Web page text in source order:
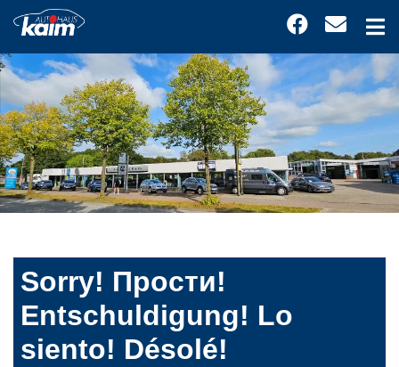
Sorry! Прости!
Entschuldigung! Lo
siento! Désolé!